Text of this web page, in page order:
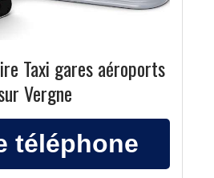
Taxi gares aéroports
Vergne